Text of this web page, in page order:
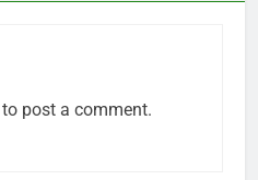
to post a comment.